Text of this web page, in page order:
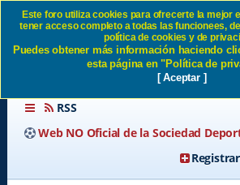
Porra
RSS
Web NO Oficial de la Sociedad
Este foro utiliza cookies para ofrecerte la mejor
tener acceso completo a todas las funcionees,
política de cookies y de
Puedes obtener más información haciendo
esta página en "Política de
[ Aceptar ]